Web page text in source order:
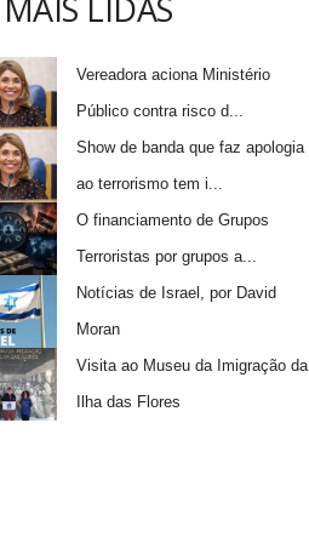
LIDAS
Vereadora aciona Ministério
Público contra risco d...
Show de banda que faz apologia
ao terrorismo tem i...
O financiamento de Grupos
Terroristas por grupos a...
Notícias de Israel, por David
Moran
Visita ao Museu da Imigração da
Ilha das Flores